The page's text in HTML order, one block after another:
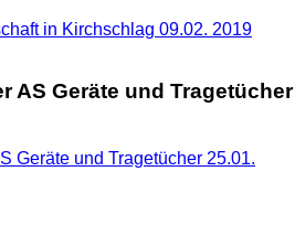
AS Geräte und Tragetücher